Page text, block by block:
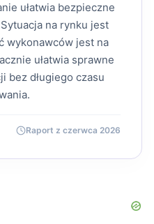
ułatwia bezpieczne
na rynku jest
wykonawców jest na
ułatwia sprawne
bez długiego czasu
Raport z czerwca 2026